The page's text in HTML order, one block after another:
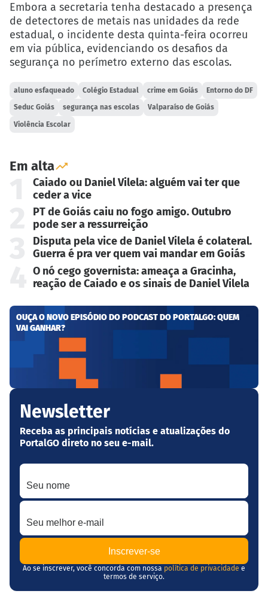
Embora a secretaria tenha destacado a presença
de detectores de metais nas unidades da rede
estadual, o incidente desta quinta-feira ocorreu
em via pública, evidenciando os desafios da
segurança no perímetro externo das escolas.
aluno esfaqueado Colégio Estadual crime em Goiás Entorno do DF
Seduc Goiás segurança nas escolas Valparaíso de Goiás
Violência Escolar
Em alta
Caiado ou Daniel Vilela: alguém vai ter que
ceder a vice
PT de Goiás caiu no fogo amigo. Outubro
pode ser a ressurreição
Disputa pela vice de Daniel Vilela é colateral.
Guerra é pra ver quem vai mandar em Goiás
O nó cego governista: ameaça a Gracinha,
reação de Caiado e os sinais de Daniel Vilela
OUÇA O NOVO EPISÓDIO DO PODCAST DO PORTALGO: QUEM
VAI GANHAR?
Newsletter
Receba as principais notícias e atualizações do
PortalGO direto no seu e-mail.
Seu nome
Seu melhor e-mail
Ao se inscrever, você concorda com nossa política de privacidade e
termos de serviço.